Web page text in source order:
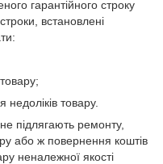
гарантійного строку
встановлені
товару.
підлягають ремонту,
або ж повернення коштів
неналежної якості